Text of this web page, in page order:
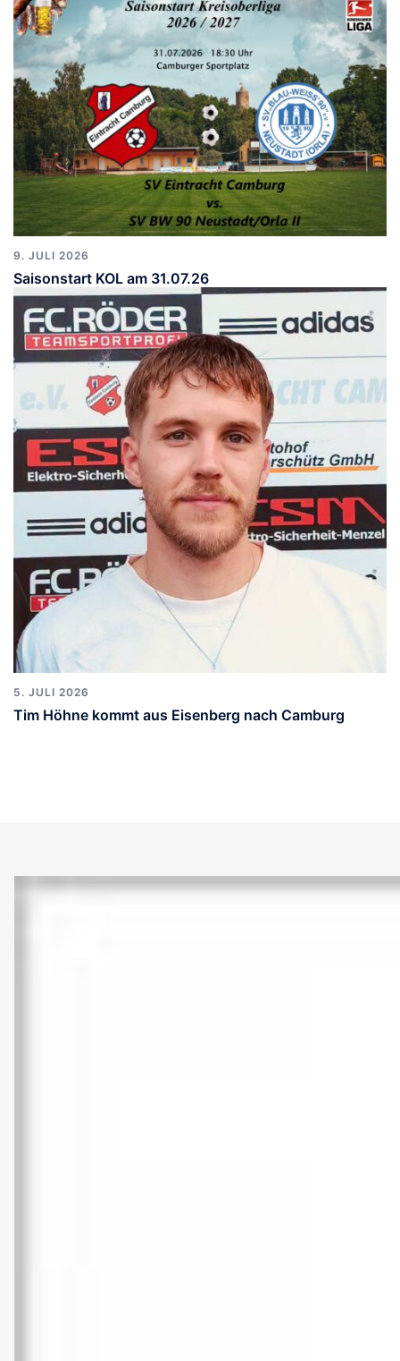
9. JULI 2026
Saisonstart KOL am 31.07.26
5. JULI 2026
Tim Höhne kommt aus Eisenberg nach Camburg